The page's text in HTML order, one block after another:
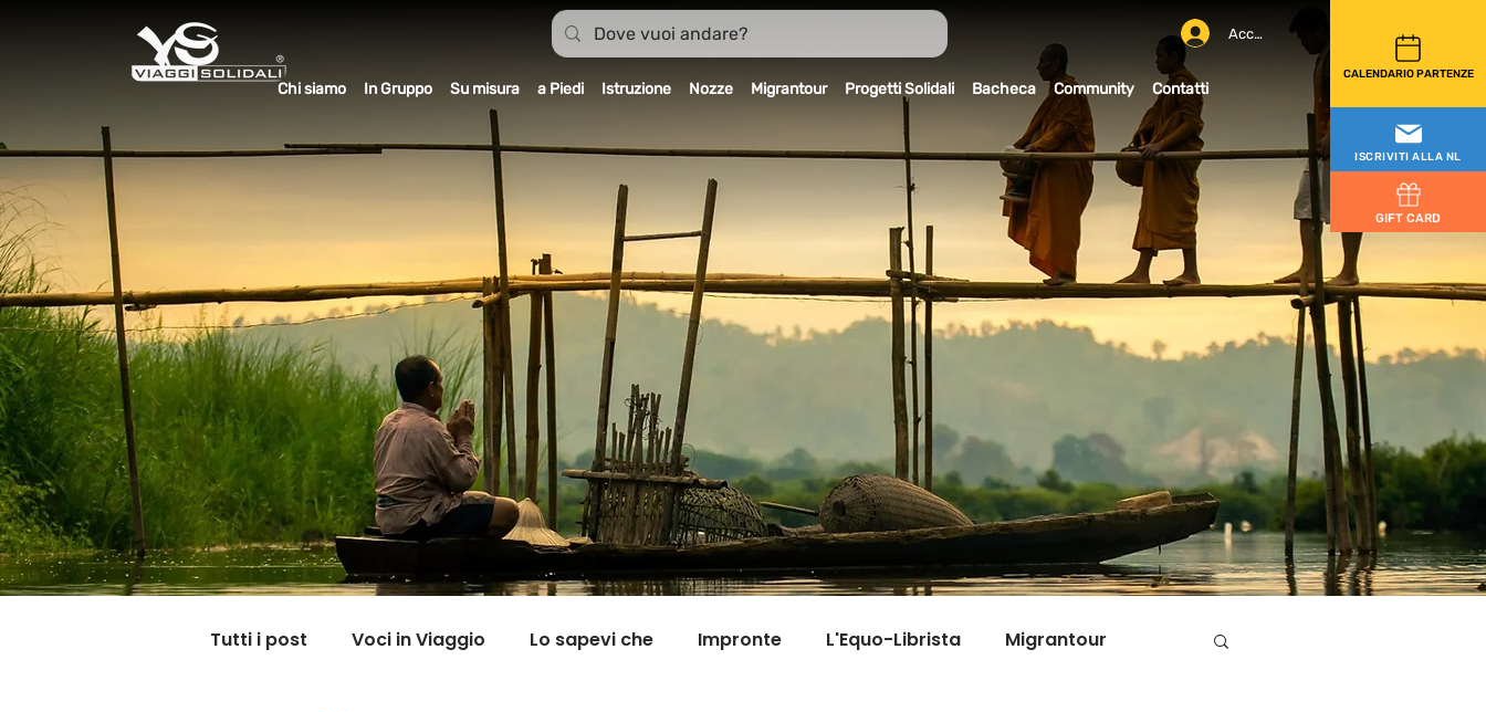
CALENDARIO PARTENZE
Accedi
ISCRIVITI ALLA NL
GIFT CARD
Chi siamo In Gruppo Su misura a Piedi Istruzione Nozze Migrantour Progetti Solidali Bacheca Community Contatti
Tutti i post Voci in Viaggio Lo sapevi che Impronte L'Equo-Librista Migrantour